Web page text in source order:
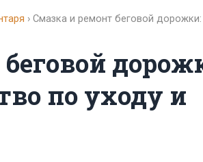
› Смазка и ремонт беговой
по уходу и